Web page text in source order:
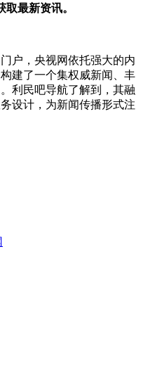
最新资讯。
户，央视网依托强大的内
建了一个集权威新闻、丰
利民吧导航了解到，其融
设计，为新闻传播形式注